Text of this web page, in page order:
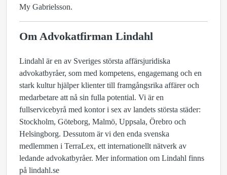
My Gabrielsson.
Om Advokatfirman Lindahl
Lindahl är en av Sveriges största affärsjuridiska
advokatbyråer, som med kompetens, engagemang och en
stark kultur hjälper klienter till framgångsrika affärer och
medarbetare att nå sin fulla potential. Vi är en
fullservicebyrå med kontor i sex av landets största städer:
Stockholm, Göteborg, Malmö, Uppsala, Örebro och
Helsingborg. Dessutom är vi den enda svenska
medlemmen i TerraLex, ett internationellt nätverk av
ledande advokatbyråer. Mer information om Lindahl finns
på lindahl.se